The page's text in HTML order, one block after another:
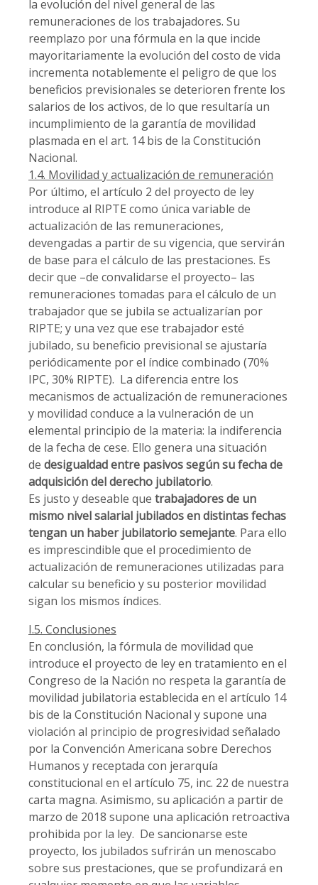
la evolución del nivel general de las
remuneraciones de los trabajadores. Su
reemplazo por una fórmula en la que incide
mayoritariamente la evolución del costo de vida
incrementa notablemente el peligro de que los
beneficios previsionales se deterioren frente los
salarios de los activos, de lo que resultaría un
incumplimiento de la garantía de movilidad
plasmada en el art. 14 bis de la Constitución
Nacional.
1.4. Movilidad y actualización de remuneración
Por último, el artículo 2 del proyecto de ley
introduce al RIPTE como única variable de
actualización de las remuneraciones,
devengadas a partir de su vigencia, que servirán
de base para el cálculo de las prestaciones. Es
decir que –de convalidarse el proyecto– las
remuneraciones tomadas para el cálculo de un
trabajador que se jubila se actualizarían por
RIPTE; y una vez que ese trabajador esté
jubilado, su beneficio previsional se ajustaría
periódicamente por el índice combinado (70%
IPC, 30% RIPTE). La diferencia entre los
mecanismos de actualización de remuneraciones
y movilidad conduce a la vulneración de un
elemental principio de la materia: la indiferencia
de la fecha de cese. Ello genera una situación
de desigualdad entre pasivos según su fecha de
adquisición del derecho jubilatorio.
Es justo y deseable que trabajadores de un
mismo nivel salarial jubilados en distintas fechas
tengan un haber jubilatorio semejante. Para ello
es imprescindible que el procedimiento de
actualización de remuneraciones utilizadas para
calcular su beneficio y su posterior movilidad
sigan los mismos índices.
I.5. Conclusiones
En conclusión, la fórmula de movilidad que
introduce el proyecto de ley en tratamiento en el
Congreso de la Nación no respeta la garantía de
movilidad jubilatoria establecida en el artículo 14
bis de la Constitución Nacional y supone una
violación al principio de progresividad señalado
por la Convención Americana sobre Derechos
Humanos y receptada con jerarquía
constitucional en el artículo 75, inc. 22 de nuestra
carta magna. Asimismo, su aplicación a partir de
marzo de 2018 supone una aplicación retroactiva
prohibida por la ley. De sancionarse este
proyecto, los jubilados sufrirán un menoscabo
sobre sus prestaciones, que se profundizará en